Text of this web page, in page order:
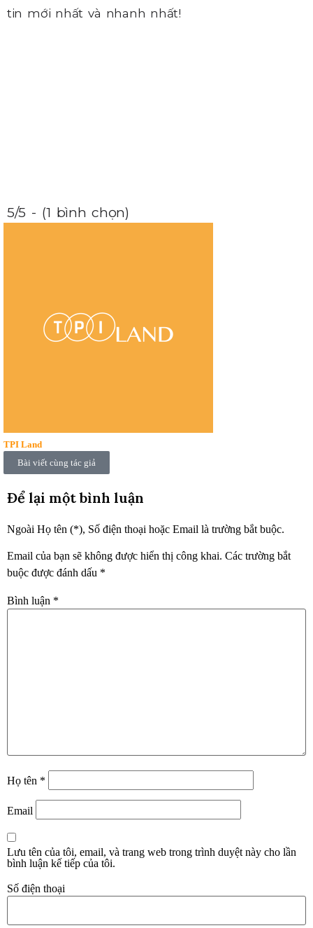
tin mới nhất và nhanh nhất!
5/5 - (1 bình chọn)
TPI Land
Bài viết cùng tác giả
Để lại một bình luận
Ngoài Họ tên (*), Số điện thoại hoặc Email là trường bắt buộc.
Email của bạn sẽ không được hiển thị công khai. Các trường bắt
buộc được đánh dấu *
Bình luận *
Họ tên *
Email
Lưu tên của tôi, email, và trang web trong trình duyệt này cho lần
bình luận kế tiếp của tôi.
Số điện thoại